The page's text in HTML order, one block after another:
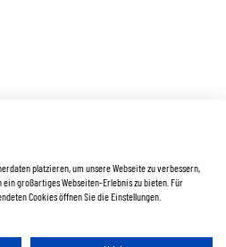
platzieren, um unsere Webseite zu verbessern,
großartiges Webseiten-Erlebnis zu bieten. Für
Cookies öffnen Sie die Einstellungen.